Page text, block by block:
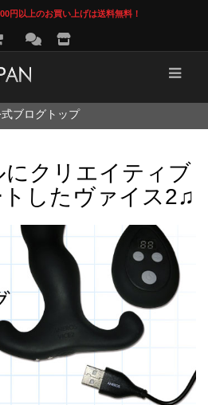
円以上のお買い上げは送料無料！
ブログトップ
にクリエイティブ
したヴァイス2♫